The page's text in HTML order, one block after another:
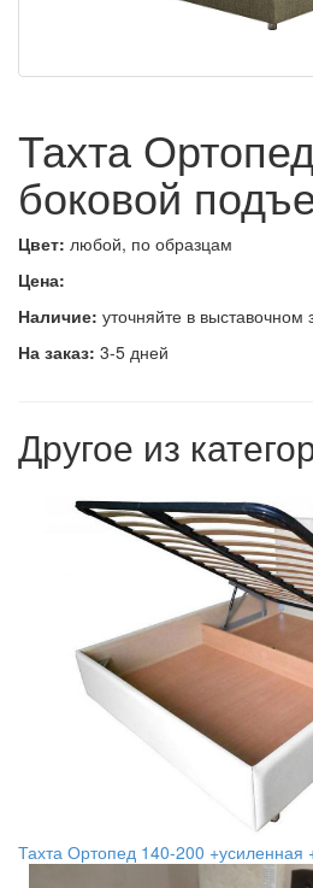
Тахта
боковой
Цвет: любой, по образцам
Цена:
Наличие: уточняйте в выставочном
На заказ: 3-5 дней
Другое из
Тахта Ортопед 140-200 +усиленная